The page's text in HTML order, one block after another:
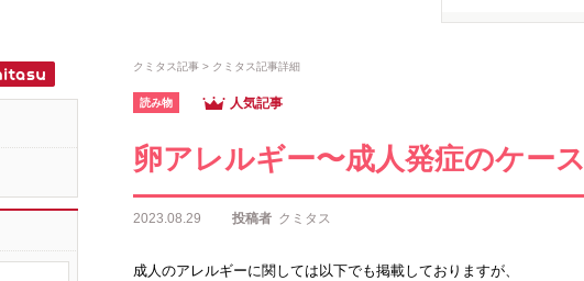
クミタス記事 クミタス記事詳細
読み物 人気記事
卵アレルギー〜成人発症のケース
2023.08.29 投稿者 クミタス
成人のアレルギーに関しては以下でも掲載しておりますが、